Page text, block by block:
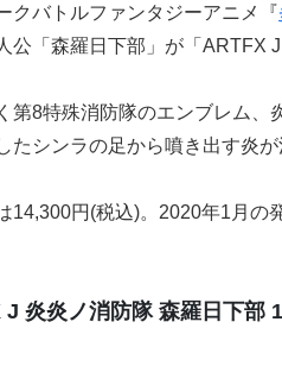
クバトルファンタジーアニメ『
公「森羅日下部」が「ARTFX
第8特殊消防隊のエンブレム、
たシンラの足から噴き出す炎が
14,300円(税込)。2020年1月の
J 炎炎ノ消防隊 森羅日下部